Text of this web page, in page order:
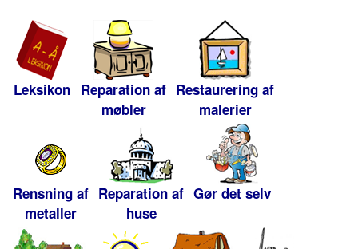
Leksikon Reparation af
møbler
Restaurering af
malerier
Rensning af
metaller
Reparation af
huse
Gør det selv